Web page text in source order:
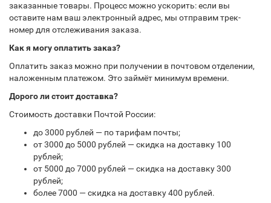
заказанные товары. Процесс можно ускорить: если вы
оставите нам ваш электронный адрес, мы отправим трек-
номер для отслеживания заказа.
Как я могу оплатить заказ?
Оплатить заказ можно при получении в почтовом отделении,
наложенным платежом. Это займёт минимум времени.
Дорого ли стоит доставка?
Стоимость доставки Почтой России:
до 3000 рублей — по тарифам почты;
от 3000 до 5000 рублей — скидка на доставку 100
рублей;
от 5000 до 7000 рублей — скидка на доставку 300
рублей;
более 7000 — скидка на доставку 400 рублей.